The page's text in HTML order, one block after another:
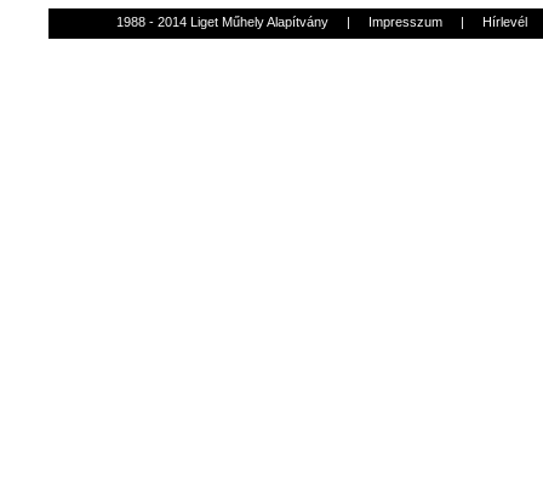
1988 - 2014 Liget Műhely Alapítvány | Impresszum | Hírlevél